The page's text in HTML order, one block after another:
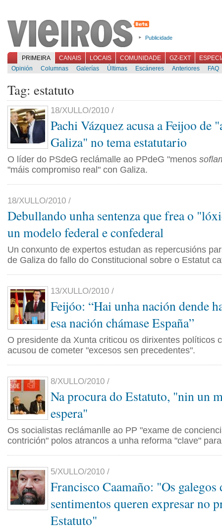
Publicidade
PRIMEIRA CANAIS LOCAIS COMUNIDADE GZ-EXT
Opinión
Columnas Galerías Últimas Escáneres Anteriores FAQ
Tag: estatuto
18/XULLO/2010 /
Pachi Vázquez acusa a Feijoo de
Galiza" no tema estatutario
O líder do PSdeG reclámalle ao PPdeG "menos
"máis compromiso real" con Galiza.
18/XULLO/2010 /
Debullando unha sentenza que frea o
un modelo federal e confederal
Un conxunto de expertos estudan as repercusións
de Galiza do fallo do Constitucional sobre o Estatut
13/XULLO/2010 /
Feijóo: “Hai unha nación dende
esa nación chámase España”
O presidente da Xunta criticou os dirixentes políticos
acusou de cometer "excesos sen precedentes".
8/XULLO/2010 /
Na procura do Estatuto, "nin un
espera"
Os socialistas reclámanlle ao PP "exame de
contrición" polos atrancos a unha reforma "clave"
5/XULLO/2010 /
Francisco Caamaño: "Os
sentimentos queren expresar no
Estatuto"